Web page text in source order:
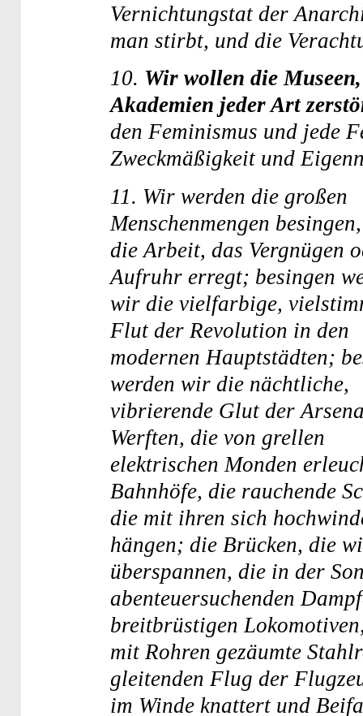
Vernichtungstat der
man stirbt, und die
10. Wir wollen die
Akademien jeder Art
den Feminismus und jede
Zweckmäßigkeit und
11. Wir werden die großen
Menschenmengen
die Arbeit, das Vergnügen
Aufruhr erregt; besingen
wir die vielfarbige,
Flut der Revolution in den
modernen Hauptstädten;
werden wir die nächtliche,
vibrierende Glut der
Werften, die von grellen
elektrischen Monden
Bahnhöfe, die rauchende
die mit ihren sich
hängen; die Brücken, die
überspannen, die in der
abenteuersuchenden
breitbrüstigen
mit Rohren gezäumte
gleitenden Flug der
im Winde knattert und